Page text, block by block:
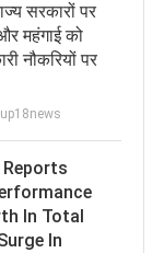
सरकारों पर
महंगाई को
नौकरियों पर
up18news
In Total
In